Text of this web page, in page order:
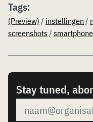
Tags:
(Preview) / instellingen /
screenshots/
Stay tuned,